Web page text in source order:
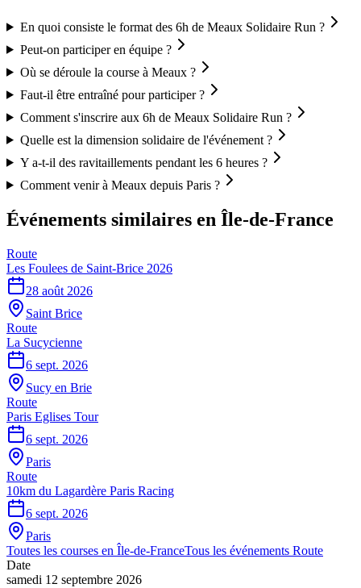
En quoi consiste le format des 6h de Meaux Solidaire Run ?
Peut-on participer en équipe ?
Où se déroule la course à Meaux ?
Faut-il être entraîné pour participer ?
Comment s'inscrire aux 6h de Meaux Solidaire Run ?
Quelle est la dimension solidaire de l'événement ?
Y a-t-il des ravitaillements pendant les 6 heures ?
Comment venir à Meaux depuis Paris ?
Événements similaires en Île-de-France
Route
Les Foulees de Saint-Brice 2026
28 août 2026
Saint Brice
Route
La Sucycienne
6 sept. 2026
Sucy en Brie
Route
Paris Eglises Tour
6 sept. 2026
Paris
Route
10km du Lagardère Paris Racing
6 sept. 2026
Paris
Toutes les courses en Île-de-FranceTous les événements Route
Date
samedi 12 septembre 2026